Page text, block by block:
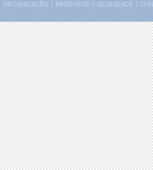
ORGANIZAÇÃO| PRODUTOS QUALIDADE